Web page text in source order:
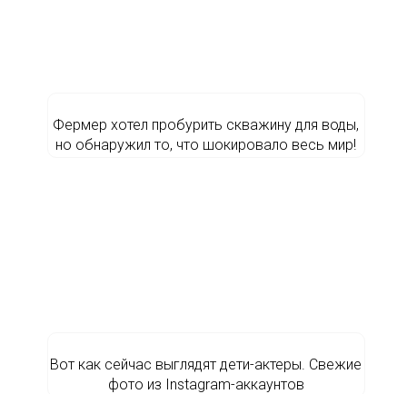
Фермер хотел пробурить скважину для воды,
но обнаружил то, что шокировало весь мир!
Вот как сейчас выглядят дети-актеры. Свежие
фото из Instagram-аккаунтов